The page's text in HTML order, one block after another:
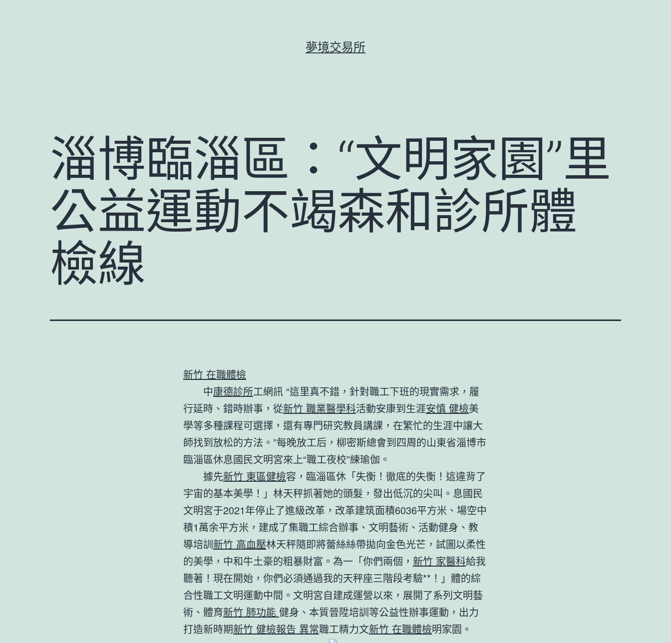
夢境交易所
淄博臨淄區：“文明家園”里
公益運動不竭森和診所體
檢線
新竹 在職體檢
中康德診所工網訊 “這里真不錯，針對職工下班的現實需求，履
行延時、錯時辦事，從新竹 職業醫學科活動安康到生涯安慎 健檢美
學等多種課程可選擇，還有專門研究教員講課，在繁忙的生涯中讓大
師找到放松的方法。”每晚放工后，柳密斯總會到四周的山東省淄博市
臨淄區休息國民文明宮來上“職工夜校”練瑜伽。
據先新竹 東區健檢容，臨淄區休「失衡！徹底的失衡！這違背了
宇宙的基本美學！」林天秤抓著她的頭髮，發出低沉的尖叫。息國民
文明宮于2021年停止了進級改革，改革建筑面積6036平方米、場空中
積1萬余平方米，建成了集職工綜合辦事、文明藝術、活動健身、教
導培訓新竹 高血壓林天秤隨即將蕾絲絲帶拋向金色光芒，試圖以柔性
的美學，中和牛土豪的粗暴財富。為一「你們兩個， 新竹 家醫科給我
聽著！現在開始，你們必須通過我的天秤座三階段考驗**！」體的綜
合性職工文明運動中間。文明宮自建成運營以來，展開了系列文明藝
術、體育新竹 肺功能 健身、本質晉陞培訓等公益性辦事運動，出力
打造新時期新竹 健檢報告 異常職工精力文新竹 在職體檢明家園。